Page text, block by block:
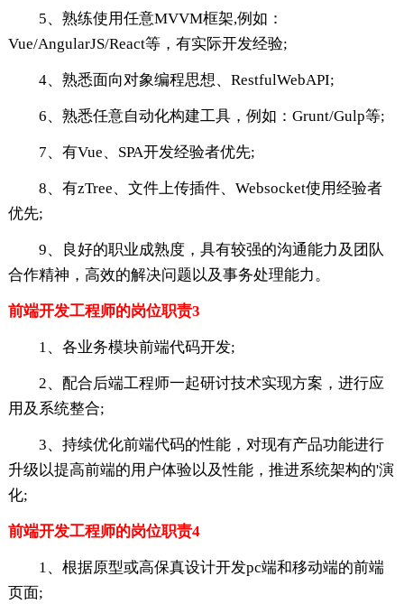
5、熟练使用任意MVVM框架,例如：
Vue/AngularJS/React等，有实际开发经验;
4、熟悉面向对象编程思想、RestfulWebAPI;
6、熟悉任意自动化构建工具，例如：Grunt/Gulp等;
7、有Vue、SPA开发经验者优先;
8、有zTree、文件上传插件、Websocket使用经验者
优先;
9、良好的职业成熟度，具有较强的沟通能力及团队
合作精神，高效的解决问题以及事务处理能力。
前端开发工程师的岗位职责3
1、各业务模块前端代码开发;
2、配合后端工程师一起研讨技术实现方案，进行应
用及系统整合;
3、持续优化前端代码的性能，对现有产品功能进行
升级以提高前端的用户体验以及性能，推进系统架构的'演
化;
前端开发工程师的岗位职责4
1、根据原型或高保真设计开发pc端和移动端的前端
页面;